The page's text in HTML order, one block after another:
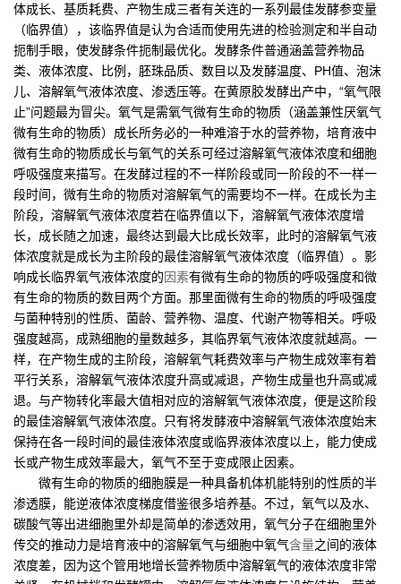
体成长、基质耗费、产物生成三者有关连的一系列最佳发酵参变量
（临界值），该临界值是认为合适而使用先进的检验测定和半自动
扼制手眼，使发酵条件扼制最优化。发酵条件普通涵盖营养物品
类、液体浓度、比例，胚珠品质、数目以及发酵温度、PH值、泡沫
儿、溶解氧气液体浓度、渗透压等。在黄原胶发酵出产中，“氧气限
止”问题最为冒尖。氧气是需氧气微有生命的物质（涵盖兼性厌氧气
微有生命的物质）成长所务必的一种难溶于水的营养物，培育液中
微有生命的物质成长与氧气的关系可经过溶解氧气液体浓度和细胞
呼吸强度来描写。在发酵过程的不一样阶段或同一阶段的不一样一
段时间，微有生命的物质对溶解氧气的需要均不一样。在成长为主
阶段，溶解氧气液体浓度若在临界值以下，溶解氧气液体浓度增
长，成长随之加速，最终达到最大比成长效率，此时的溶解氧气液
体浓度就是成长为主阶段的最佳溶解氧气液体浓度（临界值）。影
响成长临界氧气液体浓度的因素有微有生命的物质的呼吸强度和微
有生命的物质的数目两个方面。那里面微有生命的物质的呼吸强度
与菌种特别的性质、菌龄、营养物、温度、代谢产物等相关。呼吸
强度越高，成熟细胞的量数越多，其临界氧气液体浓度就越高。一
样，在产物生成的主阶段，溶解氧气耗费效率与产物生成效率有着
平行关系，溶解氧气液体浓度升高或减退，产物生成量也升高或减
退。与产物转化率最大值相对应的溶解氧气液体浓度，便是这阶段
的最佳溶解氧气液体浓度。只有将发酵液中溶解氧气液体浓度始末
保持在各一段时间的最佳液体浓度或临界液体浓度以上，能力使成
长或产物生成效率最大，氧气不至于变成限止因素。
微有生命的物质的细胞膜是一种具备机体机能特别的性质的半
渗透膜，能逆液体浓度梯度借鉴很多培养基。不过，氧气以及水、
碳酸气等出进细胞里外却是简单的渗透效用，氧气分子在细胞里外
传交的推动力是培育液中的溶解氧气与细胞中氧气含量之间的液体
浓度差，因为这个管用地增长营养物质中溶解氧气的液体浓度非常